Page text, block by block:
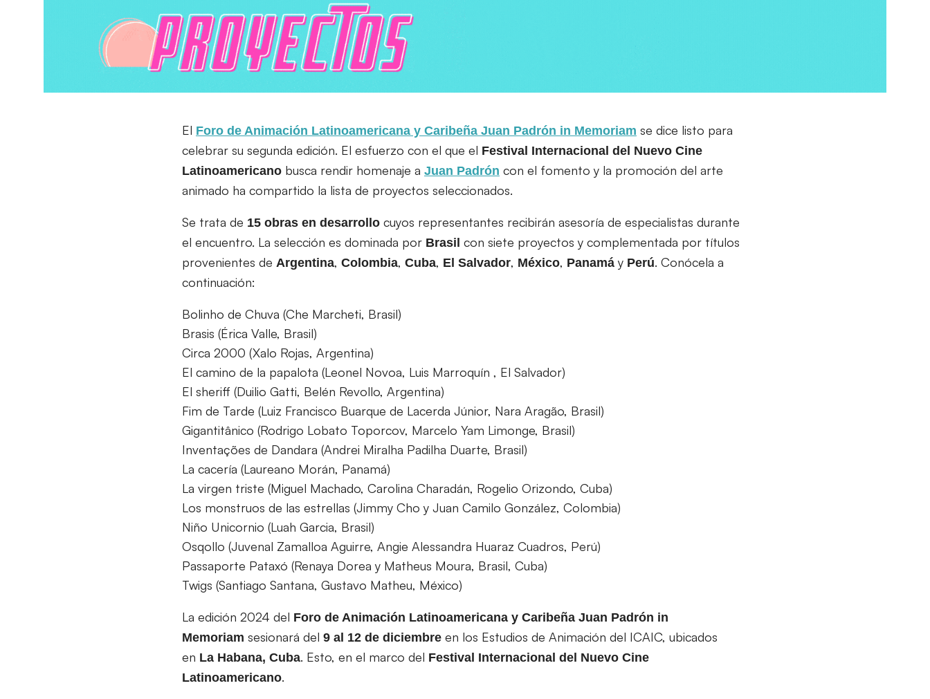
El Foro de Animación Latinoamericana y Caribeña Juan Padrón in Memoriam se dice listo para
celebrar su segunda edición. El esfuerzo con el que el Festival Internacional del Nuevo Cine
Latinoamericano busca rendir homenaje a Juan Padrón con el fomento y la promoción del arte
animado ha compartido la lista de proyectos seleccionados.
Se trata de 15 obras en desarrollo cuyos representantes recibirán asesoría de especialistas durante
el encuentro. La selección es dominada por Brasil con siete proyectos y complementada por títulos
provenientes de Argentina, Colombia, Cuba, El Salvador, México, Panamá y Perú. Conócela a
continuación:
Bolinho de Chuva (Che Marcheti, Brasil)
Brasis (Érica Valle, Brasil)
Circa 2000 (Xalo Rojas, Argentina)
El camino de la papalota (Leonel Novoa, Luis Marroquín , El Salvador)
El sheriff (Duilio Gatti, Belén Revollo, Argentina)
Fim de Tarde (Luiz Francisco Buarque de Lacerda Júnior, Nara Aragão, Brasil)
Gigantitânico (Rodrigo Lobato Toporcov, Marcelo Yam Limonge, Brasil)
Inventações de Dandara (Andrei Miralha Padilha Duarte, Brasil)
La cacería (Laureano Morán, Panamá)
La virgen triste (Miguel Machado, Carolina Charadán, Rogelio Orizondo, Cuba)
Los monstruos de las estrellas (Jimmy Cho y Juan Camilo González, Colombia)
Niño Unicornio (Luah Garcia, Brasil)
Osqollo (Juvenal Zamalloa Aguirre, Angie Alessandra Huaraz Cuadros, Perú)
Passaporte Pataxó (Renaya Dorea y Matheus Moura, Brasil, Cuba)
Twigs (Santiago Santana, Gustavo Matheu, México)
La edición 2024 del Foro de Animación Latinoamericana y Caribeña Juan Padrón in
Memoriam sesionará del 9 al 12 de diciembre en los Estudios de Animación del ICAIC, ubicados
en La Habana, Cuba. Esto, en el marco del Festival Internacional del Nuevo Cine
Latinoamericano.